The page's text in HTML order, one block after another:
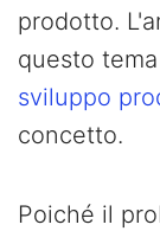
prodotto.
questo
sviluppo
concetto.
Poiché il